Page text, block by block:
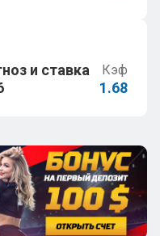
и ставка
Кэф
1.68